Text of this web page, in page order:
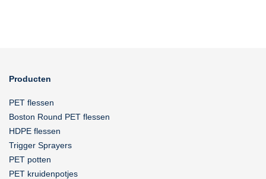
Producten
PET flessen
Boston Round PET flessen
HDPE flessen
Trigger Sprayers
PET potten
PET kruidenpotjes